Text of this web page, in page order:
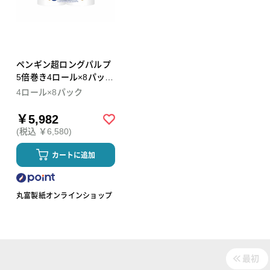
ペンギン超ロングパルプ
5倍巻き4ロール×8パック
ダブル トイレットペーパ
4ロール×8パック
￥5,982
(税込 ￥6,580)
カートに追加
丸富製紙オンラインショップ
最初